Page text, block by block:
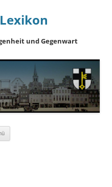
und Gegenwart